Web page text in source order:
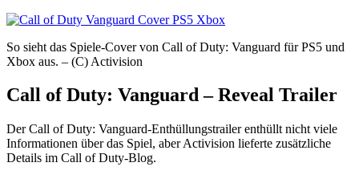
So sieht das Spiele-Cover von Call of Duty: Vanguard für PS5 und
Xbox aus. – (C) Activision
Call of Duty: Vanguard – Reveal Trailer
Der Call of Duty: Vanguard-Enthüllungstrailer enthüllt nicht viele
Informationen über das Spiel, aber Activision lieferte zusätzliche
Details im Call of Duty-Blog.